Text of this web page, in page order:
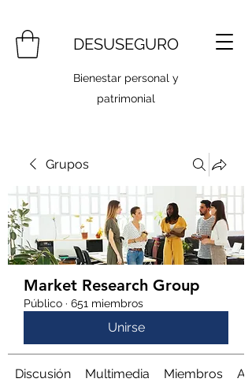
DESUSEGURO
Bienestar personal y
patrimonial
Grupos
Market Research Group
Público · 651 miembros
Unirse
Discusión Multimedia Miembros